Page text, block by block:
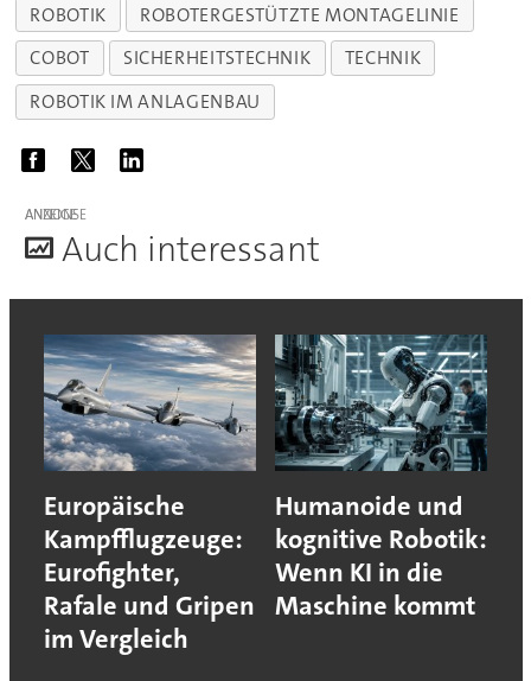
ROBOTIK
ROBOTERGESTÜTZTE MONTAGELINIE
COBOT
SICHERHEITSTECHNIK
TECHNIK
ROBOTIK IM ANLAGENBAU
ANZEIGE
Auch interessant
Europäische
Kampfflugzeuge:
Eurofighter,
Rafale und Gripen
im Vergleich
Humanoide und
kognitive Robotik:
Wenn KI in die
Maschine kommt